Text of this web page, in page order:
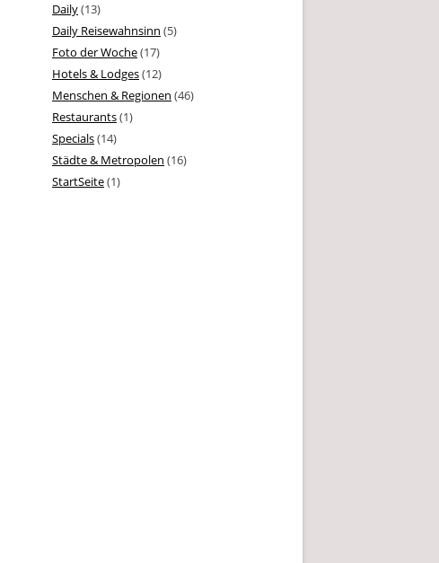
Daily(13)
Daily Reisewahnsinn (5)
Foto der Woche(17)
Hotels & Lodges(12)
Menschen & Regionen (46)
Restaurants(1)
Specials(14)
Städte & Metropolen (16)
StartSeite(1)